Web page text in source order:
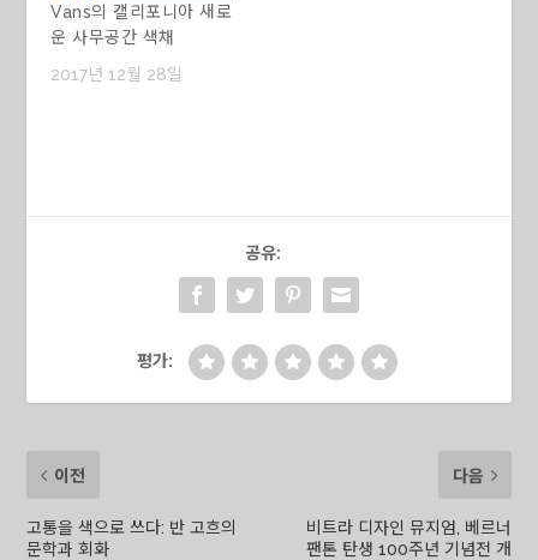
Vans의 캘리포니아 새로
운 사무공간 색채
2017년 12월 28일
공유:
평가:
이전
고통을 색으로 쓰다: 반 고흐의
문학과 회화
다음
비트라 디자인 뮤지엄, 베르너
팬톤 탄생 100주년 기념전 개